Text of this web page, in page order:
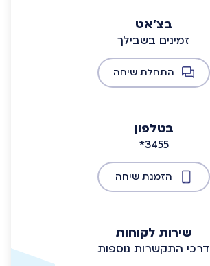
בצ'אט
זמינים בשבילך
התחלת שיחה
בטלפון
*3455
הזמנת שיחה
שירות לקוחות
דרכי התקשרות נוספות